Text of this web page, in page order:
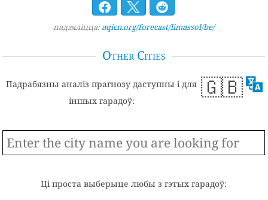
падзяліцца: aqicn.org/forecast/limassol/be/
Other Cities
🇬🇧
Падрабязны аналіз прагнозу даступны і для
іншых гарадоў:
Ці проста выберыце любы з гэтых гарадоў: